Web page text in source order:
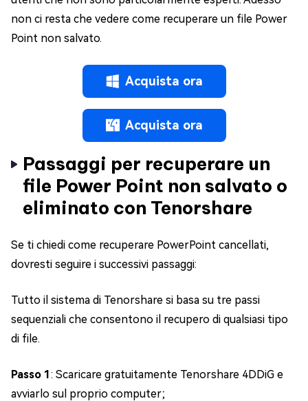
non ci resta che vedere come recuperare un file Power
Point non salvato.
Acquista ora
Acquista ora
Passaggi per recuperare un
file Power Point non salvato o
eliminato con Tenorshare
Se ti chiedi come recuperare PowerPoint cancellati,
dovresti seguire i successivi passaggi:
Tutto il sistema di Tenorshare si basa su tre passi
sequenziali che consentono il recupero di qualsiasi tipo
di file.
Passo 1: Scaricare gratuitamente Tenorshare 4DDiG e
avviarlo sul proprio computer;